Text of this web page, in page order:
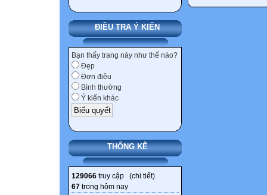
ĐIỀU TRA Ý KIẾN
Bạn thấy trang này như thế nào?
Đẹp
Đơn điệu
Bình thường
Ý kiến khác
THỐNG KÊ
129066 truy cập (chi tiết)
67 trong hôm nay